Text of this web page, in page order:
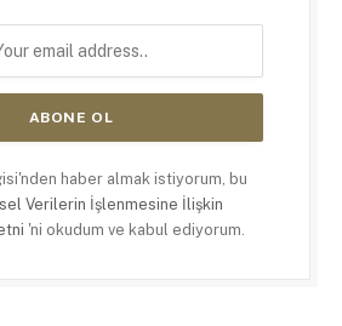
haber almak istiyorum, bu
Verilerin İşlenmesine İlişkin
'ni okudum ve kabul ediyorum.